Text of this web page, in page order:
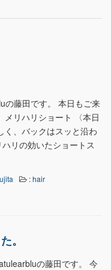
の藤田です。 本日もご来
メリハリショート 〈本日
く、バックはスッと沿わ
リの効いたショートス
:hair
。
の藤田です。 今